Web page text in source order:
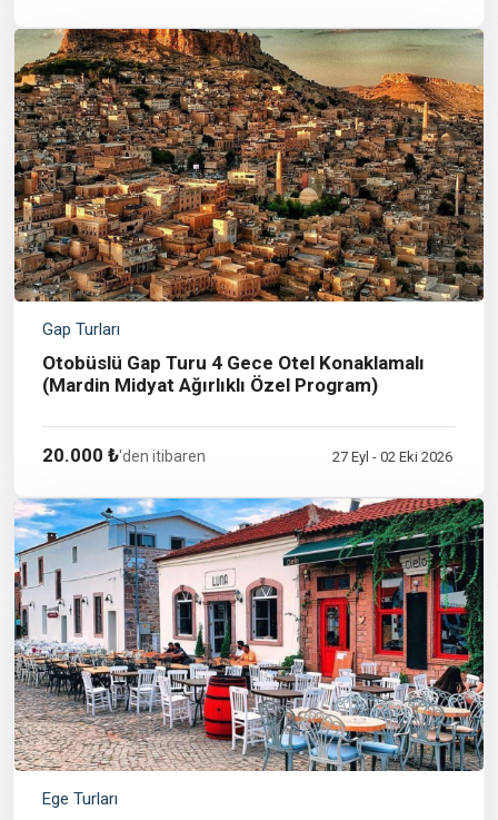
Gap Turları
Otobüslü Gap Turu 4 Gece Otel Konaklamalı
(Mardin Midyat Ağırlıklı Özel Program)
20.000 ₺'den itibaren 27 Eyl - 02 Eki 2026
Ege Turları